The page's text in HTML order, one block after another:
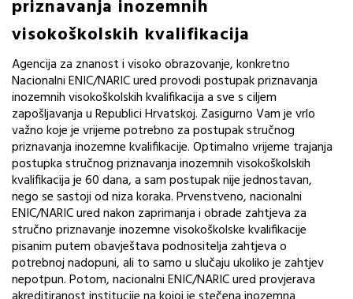
priznavanja inozemnih
visokoškolskih kvalifikacija
Agencija za znanost i visoko obrazovanje, konkretno
Nacionalni ENIC/NARIC ured provodi postupak priznavanja
inozemnih visokoškolskih kvalifikacija a sve s ciljem
zapošljavanja u Republici Hrvatskoj. Zasigurno Vam je vrlo
važno koje je vrijeme potrebno za postupak stručnog
priznavanja inozemne kvalifikacije. Optimalno vrijeme trajanja
postupka stručnog priznavanja inozemnih visokoškolskih
kvalifikacija je 60 dana, a sam postupak nije jednostavan,
nego se sastoji od niza koraka. Prvenstveno, nacionalni
ENIC/NARIC ured nakon zaprimanja i obrade zahtjeva za
stručno priznavanje inozemne visokoškolske kvalifikacije
pisanim putem obavještava podnositelja zahtjeva o
potrebnoj nadopuni, ali to samo u slučaju ukoliko je zahtjev
nepotpun. Potom, nacionalni ENIC/NARIC ured provjerava